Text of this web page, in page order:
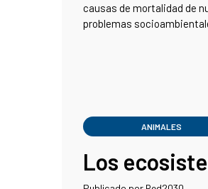
causas de mortalidad de
problemas
ANIMALES
Los